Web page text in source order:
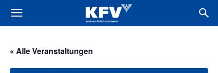
« Alle Veranstaltungen